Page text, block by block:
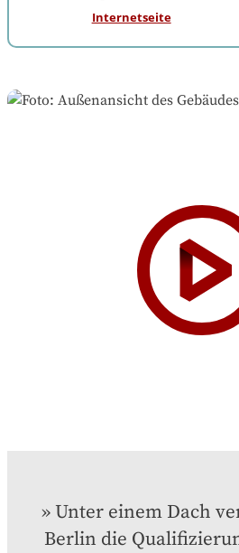
Internetseite
Unter einem Dach
Berlin die